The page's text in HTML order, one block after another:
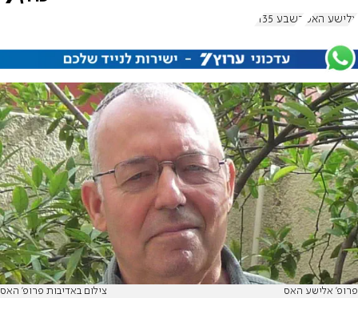
אלישע האס בשבע 1135
פרופ' אלישע האס צילום באדיבות פרופ' האס